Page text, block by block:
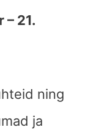
– 21.
ning
ja